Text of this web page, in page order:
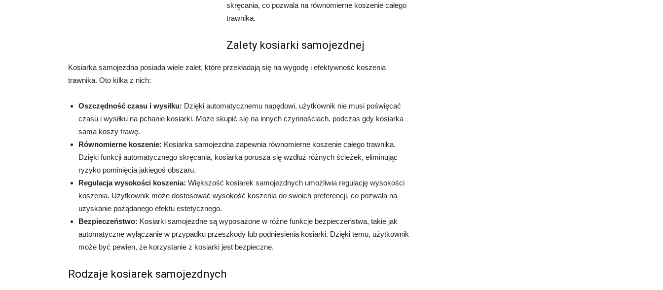
skręcania, co pozwala na równomierne koszenie całego
trawnika.
Zalety kosiarki samojezdnej
Kosiarka samojezdna posiada wiele zalet, które przekładają się na wygodę i efektywność koszenia
trawnika. Oto kilka z nich:
Oszczędność czasu i wysiłku: Dzięki automatycznemu napędowi, użytkownik nie musi poświęcać
czasu i wysiłku na pchanie kosiarki. Może skupić się na innych czynnościach, podczas gdy kosiarka
sama koszy trawę.
Równomierne koszenie: Kosiarka samojezdna zapewnia równomierne koszenie całego trawnika.
Dzięki funkcji automatycznego skręcania, kosiarka porusza się wzdłuż różnych ścieżek, eliminując
ryzyko pominięcia jakiegoś obszaru.
Regulacja wysokości koszenia: Większość kosiarek samojezdnych umożliwia regulację wysokości
koszenia. Użytkownik może dostosować wysokość koszenia do swoich preferencji, co pozwala na
uzyskanie pożądanego efektu estetycznego.
Bezpieczeństwo: Kosiarki samojezdne są wyposażone w różne funkcje bezpieczeństwa, takie jak
automatyczne wyłączanie w przypadku przeszkody lub podniesienia kosiarki. Dzięki temu, użytkownik
może być pewien, że korzystanie z kosiarki jest bezpieczne.
Rodzaje kosiarek samojezdnych